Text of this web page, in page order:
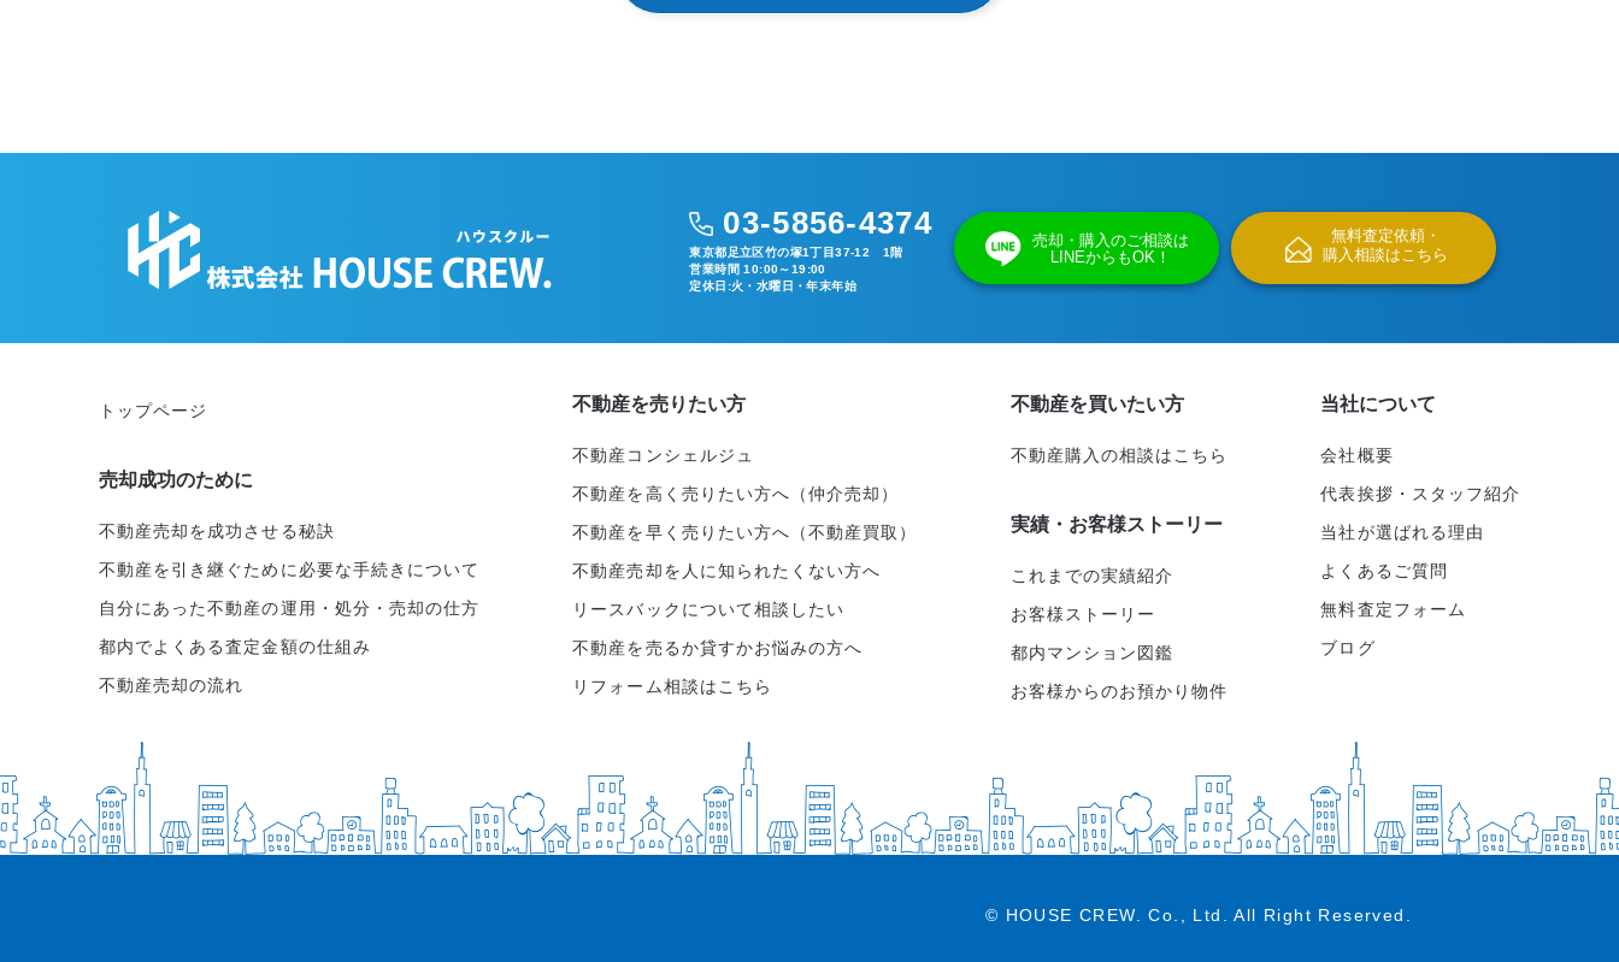
03-5856-4374
東京都足立区竹の塚1丁目37-12 1階
営業時間 10:00～19:00
定休日:火・水曜日・年末年始
売却・購入のご相談は
LINEからもOK！
無料査定依頼・
購入相談はこちら
トップページ
売却成功のために
不動産売却を成功させる秘訣
不動産を引き継ぐために必要な手続きについて
自分にあった不動産の運用・処分・売却の仕方
都内でよくある査定金額の仕組み
不動産売却の流れ
不動産を売りたい方
不動産コンシェルジュ
不動産を高く売りたい方へ（仲介売却）
不動産を早く売りたい方へ（不動産買取）
不動産売却を人に知られたくない方へ
リースバックについて相談したい
不動産を売るか貸すかお悩みの方へ
リフォーム相談はこちら
不動産を買いたい方
不動産購入の相談はこちら
実績・お客様ストーリー
これまでの実績紹介
お客様ストーリー
都内マンション図鑑
お客様からのお預かり物件
当社について
会社概要
代表挨拶・スタッフ紹介
当社が選ばれる理由
よくあるご質問
無料査定フォーム
ブログ
© HOUSE CREW. Co., Ltd.All Right Reserved.